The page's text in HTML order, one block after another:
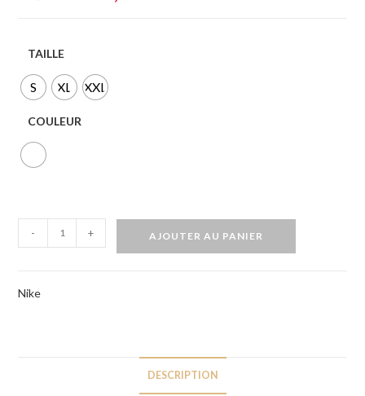
TAILLE
S XL XXL
COULEUR
- + AJOUTER AU PANIER
Nike
DESCRIPTION